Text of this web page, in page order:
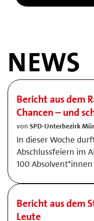
NEWS
Bericht aus dem
Chancen – und
von SPD-Unterbezirk
In dieser Woche
Abschlussfeiern im
100
Bericht aus dem
Leute